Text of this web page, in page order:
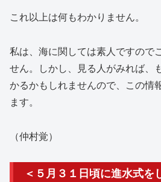
これ以上は何もわかりません。
私は、海に関しては素人ですので
せん。しかし、見る人がみれば、
かるかもしれませんので、この情
ます。
（仲村覚）
＜５月３１日頃に進水式を